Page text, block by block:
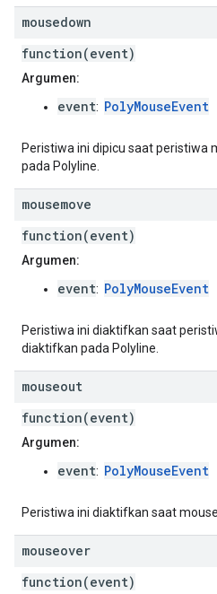
mousedown
function(event)
Argumen:
event: PolyMouseEvent
Peristiwa ini dipicu saat peristiwa
pada Polyline.
mousemove
function(event)
Argumen:
event: PolyMouseEvent
Peristiwa ini diaktifkan saat
diaktifkan pada Polyline.
mouseout
function(event)
Argumen:
event: PolyMouseEvent
Peristiwa ini diaktifkan saat
mouseover
function(event)